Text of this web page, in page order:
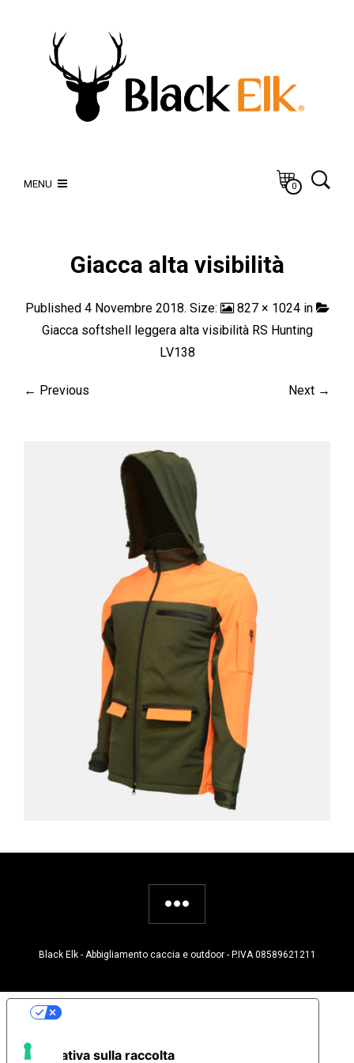
MENU 0
Giacca alta visibilità
Published 4 Novembre 2018. Size: 827 × 1024in
Giacca softshell leggera alta visibilità RS Hunting
LV138
← Previous Next →
Black Elk - Abbigliamento caccia e outdoor - P.IVA 08589621211
Informativa sulla raccolta
Le tue preferenze relative alla privacy